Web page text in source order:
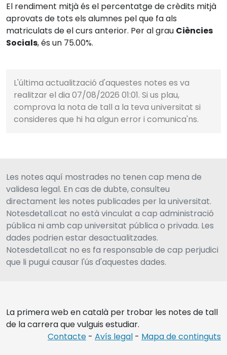
El rendiment mitjà és el percentatge de crèdits mitjà
aprovats de tots els alumnes pel que fa als
matriculats de el curs anterior. Per al grau Ciències
Socials, és un 75.00%.
L'última actualització d'aquestes notes es va
realitzar el dia 07/08/2026 01:01. Si us plau,
comprova la nota de tall a la teva universitat si
consideres que hi ha algun error i comunica'ns.
Les notes aquí mostrades no tenen cap mena de
validesa legal. En cas de dubte, consulteu
directament les notes publicades per la universitat.
Notesdetall.cat no està vinculat a cap administració
pública ni amb cap universitat pública o privada. Les
dades podrien estar desactualitzades.
Notesdetall.cat no es fa responsable de cap perjudici
que li pugui causar l'ús d'aquestes dades.
La primera web en català per trobar les notes de tall
de la carrera que vulguis estudiar.
Contacte - Avís legal - Mapa de continguts